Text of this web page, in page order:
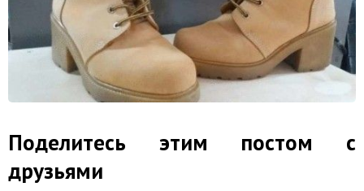
Поделитесь этим постом с
друзьями